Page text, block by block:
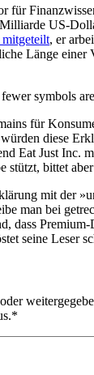
für
US-
, er
Länge
symbols
für
diese
Eat Just
stützt, bittet
mit der
man bei
dass
seine Leser
*